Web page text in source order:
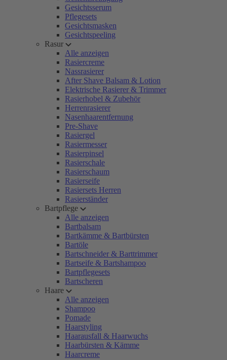
Gesichtsserum
Pflegesets
Gesichtsmasken
Gesichtspeeling
Rasur
Alle anzeigen
Rasiercreme
Nassrasierer
After Shave Balsam & Lotion
Elektrische Rasierer & Trimmer
Rasierhobel & Zubehör
Herrenrasierer
Nasenhaarentfernung
Pre-Shave
Rasiergel
Rasiermesser
Rasierpinsel
Rasierschale
Rasierschaum
Rasierseife
Rasiersets Herren
Rasierständer
Bartpflege
Alle anzeigen
Bartbalsam
Bartkämme & Bartbürsten
Bartöle
Bartschneider & Barttrimmer
Bartseife & Bartshampoo
Bartpflegesets
Bartscheren
Haare
Alle anzeigen
Shampoo
Pomade
Haarstyling
Haarausfall & Haarwuchs
Haarbürsten & Kämme
Haarcreme